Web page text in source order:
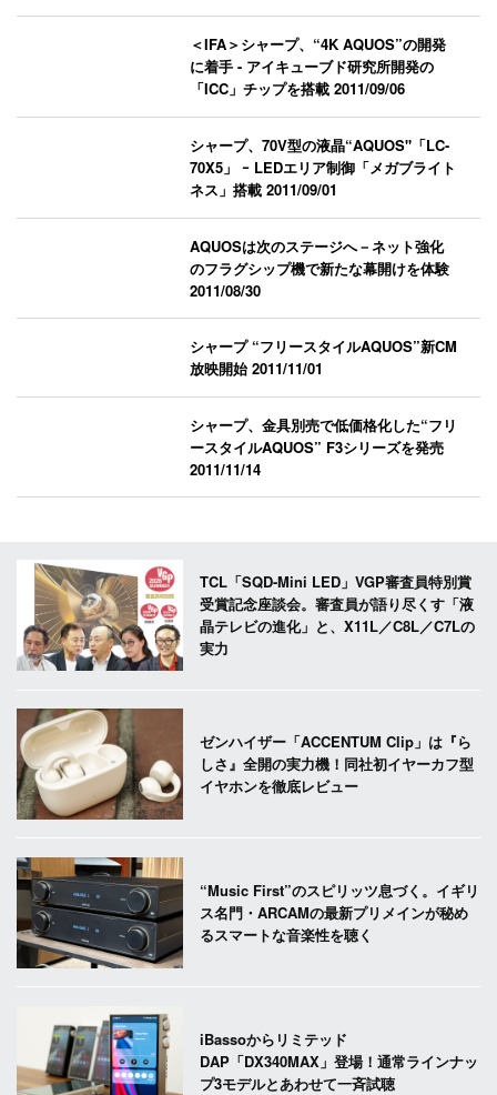
＜IFA＞シャープ、“4K AQUOS”の開発
に着手 - アイキューブド研究所開発の
「ICC」チップを搭載2011/09/06
シャープ、70V型の液晶“AQUOS"「LC-
70X5」 ｰ LEDエリア制御「メガブライト
ネス」搭載2011/09/01
AQUOSは次のステージへ－ネット強化
のフラグシップ機で新たな幕開けを体験
2011/08/30
シャープ “フリースタイルAQUOS”新CM
放映開始2011/11/01
シャープ、金具別売で低価格化した“フリ
ースタイルAQUOS” F3シリーズを発売
2011/11/14
TCL「SQD-Mini LED」VGP審査員特別賞
受賞記念座談会。審査員が語り尽くす「液
晶テレビの進化」と、X11L／C8L／C7Lの
実力
ゼンハイザー「ACCENTUM Clip」は『ら
しさ』全開の実力機！同社初イヤーカフ型
イヤホンを徹底レビュー
“Music First”のスピリッツ息づく。イギリ
ス名門・ARCAMの最新プリメインが秘め
るスマートな音楽性を聴く
iBassoからリミテッド
DAP「DX340MAX」登場！通常ラインナッ
プ3モデルとあわせて一斉試聴